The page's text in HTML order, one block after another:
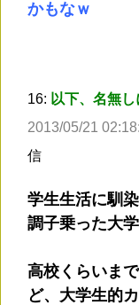
かもなｗ
16: 以下、名無
2013/05/21
信
学生生活に馴
調子乗った大
高校くらいま
ど、大学生的